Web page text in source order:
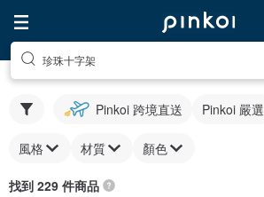
珍珠十字架
Pinkoi 跨境直送 Pinkoi 嚴選
風格 材質 顏色
找到 229 件商品